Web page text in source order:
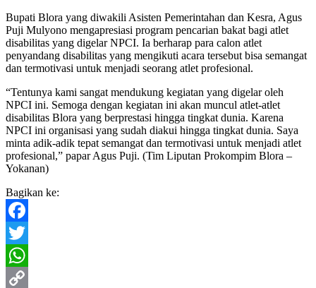
Bupati Blora yang diwakili Asisten Pemerintahan dan Kesra, Agus
Puji Mulyono mengapresiasi program pencarian bakat bagi atlet
disabilitas yang digelar NPCI. Ia berharap para calon atlet
penyandang disabilitas yang mengikuti acara tersebut bisa semangat
dan termotivasi untuk menjadi seorang atlet profesional.
“Tentunya kami sangat mendukung kegiatan yang digelar oleh
NPCI ini. Semoga dengan kegiatan ini akan muncul atlet-atlet
disabilitas Blora yang berprestasi hingga tingkat dunia. Karena
NPCI ini organisasi yang sudah diakui hingga tingkat dunia. Saya
minta adik-adik tepat semangat dan termotivasi untuk menjadi atlet
profesional,” papar Agus Puji. (Tim Liputan Prokompim Blora –
Yokanan)
Bagikan ke:
Facebook
Twitter
WhatsApp